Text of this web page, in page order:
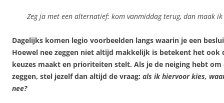
Zeg ja met een alternatief: kom vanmiddag terug, dan maak
Dagelijks komen legio voorbeelden langs waarin je een
Hoewel nee zeggen niet altijd makkelijk is betekent het ook
keuzes maakt en prioriteiten stelt. Als je de neiging hebt om
zeggen, stel jezelf dan altijd de vraag: als ik hiervoor kies,
nee?